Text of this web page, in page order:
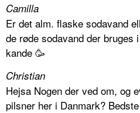
Camilla
Er det alm. flaske sodavand
de røde sodavand der bruges
kande 🥳
Christian
Hejsa Nogen der ved om, og
pilsner her i Danmark?